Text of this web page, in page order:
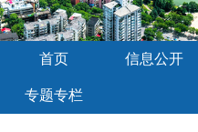
首页 信息公开
专题专栏